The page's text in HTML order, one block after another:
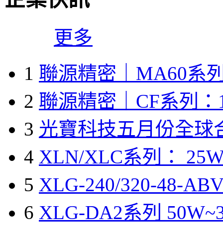
更多
1 聯源精密｜MA60系
2 聯源精密｜CF系列：
3 光寶科技五月份全球
4 XLN/XLC系列：
5 XLG-240/320-48-
6 XLG-DA2系列